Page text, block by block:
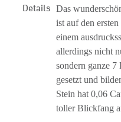
Details Das
ist auf den
einem
allerdings nicht
sondern ganze
gesetzt und
Stein hat 0,06
toller Blickfang